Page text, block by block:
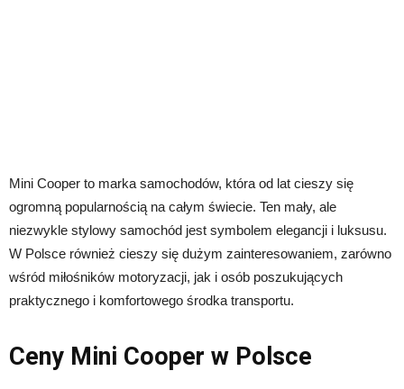
Mini Cooper to marka samochodów, która od lat cieszy się
ogromną popularnością na całym świecie. Ten mały, ale
niezwykle stylowy samochód jest symbolem elegancji i luksusu.
W Polsce również cieszy się dużym zainteresowaniem, zarówno
wśród miłośników motoryzacji, jak i osób poszukujących
praktycznego i komfortowego środka transportu.
Ceny Mini Cooper w Polsce